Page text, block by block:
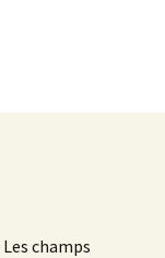
Les champs